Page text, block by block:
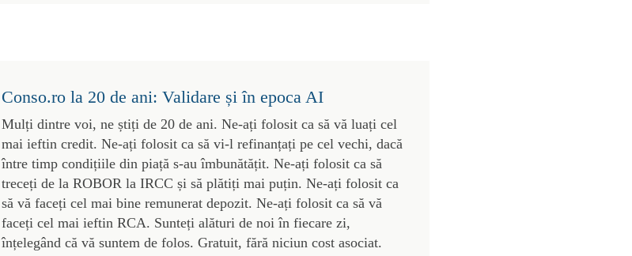
Conso.ro la 20 de ani: Validare și în epoca AI
Mulți dintre voi, ne știți de 20 de ani. Ne-ați folosit ca să vă luați cel
mai ieftin credit. Ne-ați folosit ca să vi-l refinanțați pe cel vechi, dacă
între timp condițiile din piață s-au îmbunătățit. Ne-ați folosit ca să
treceți de la ROBOR la IRCC și să plătiți mai puțin. Ne-ați folosit ca
să vă faceți cel mai bine remunerat depozit. Ne-ați folosit ca să vă
faceți cel mai ieftin RCA. Sunteți alături de noi în fiecare zi,
înțelegând că vă suntem de folos. Gratuit, fără niciun cost asociat.